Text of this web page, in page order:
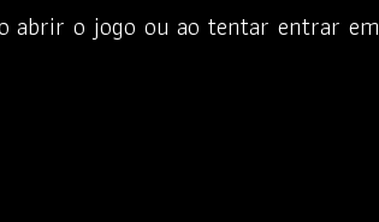
abrir o jogo ou ao tentar entrar em